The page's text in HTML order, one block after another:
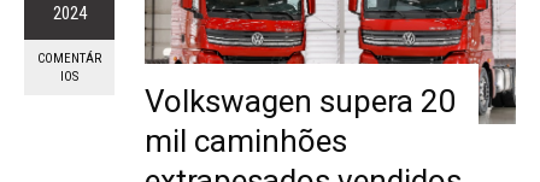
2024
COMENTÁR
IOS
Volkswagen supera 20
mil caminhões